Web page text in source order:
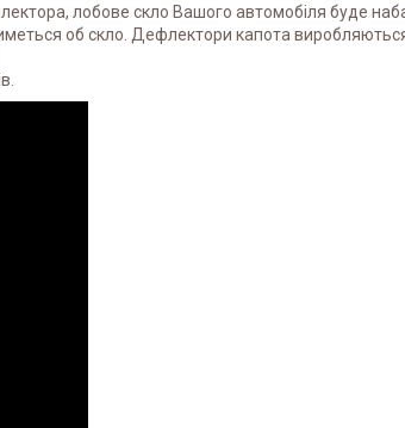
лобове скло Вашого автомобіля буде
об скло. Дефлектори капота